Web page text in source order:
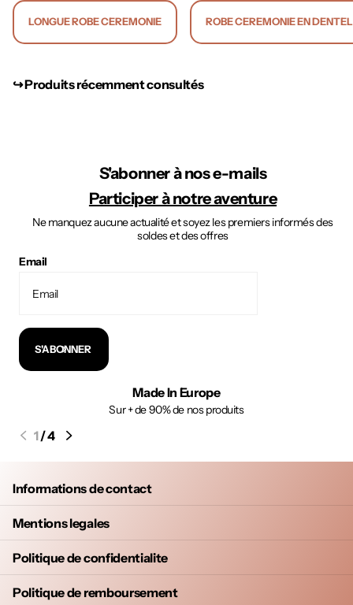
LONGUE ROBE CEREMONIE ROBE CEREMONIE EN
↪︎ Produits récemment consultés
S'abonner à nos e-mails
Participer à notre aventure
Ne manquez aucune actualité et soyez les premiers informés des
soldes et des offres
Email
S'ABONNER
Made In Europe
Sur + de 90% de nos produits
1/4
Informations de contact
Mentions legales
Politique de confidentialite
Politique de remboursement